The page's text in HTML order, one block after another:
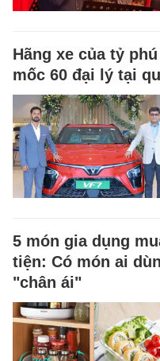
Hãng xe của tỷ
mốc 60 đại lý tại
5 món gia dụng
tiện: Có món ai
"chân ái"